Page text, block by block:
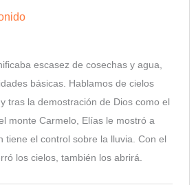
escasez de cosechas y agua,
básicas. Hablamos de cielos
tras la demostración de Dios como el
monte Carmelo, Elías le mostró a
tiene el control sobre la lluvia. Con el
los cielos, también los abrirá.